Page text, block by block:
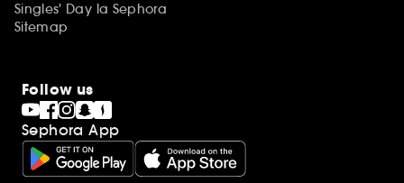
Singles' Day la Sephora
Sitemap
Follow us
Sephora App